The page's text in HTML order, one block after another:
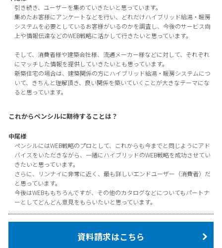
引き続き、ユーザーを集めていきたいと思っています。
集めたお客様にアンケートなどを行い、どれだけハイブリッド給湯・暖房
システムを必要としているお客様がいるのかを調査し、今後のサービス向
上や情報伝達などのWEB戦略に活かして行きたいと思っています。
そして、消費者様や建築会社様、流通メーカー様などに対して、それぞれ
にマッチした情報を提供していきたいとも思っています。
新築住宅の場合は、建築関係の方にハイブリッド給湯・暖房システムにつ
いて、きちんと理解頂き、良い関係を築いていくことが大きなテーマにな
ると思っています。
これからペンシルに期待することは？
中尾様
ペンシルにはWEB戦略のプロとして、これからも今までと同じようにアド
バイスをいただきながら、一緒にハイブリッドのWEB戦略を成功させてい
きたいと思っています。
さらに、リンナイに非常に近く、最も詳しいエンドユーザー（消費者）だ
と思っています。
今後はWEBももちろんですが、その他のカタログなどについてもパートナ
ーとしてどんどん意見をもらいたいと思っています。
資料請求はこちら